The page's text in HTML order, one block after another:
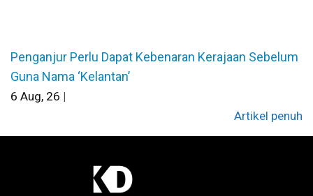
Penganjur Perlu Dapat Kebenaran Kerajaan Sebelum
Guna Nama ‘Kelantan’
6 Aug, 26 |
Artikel penuh